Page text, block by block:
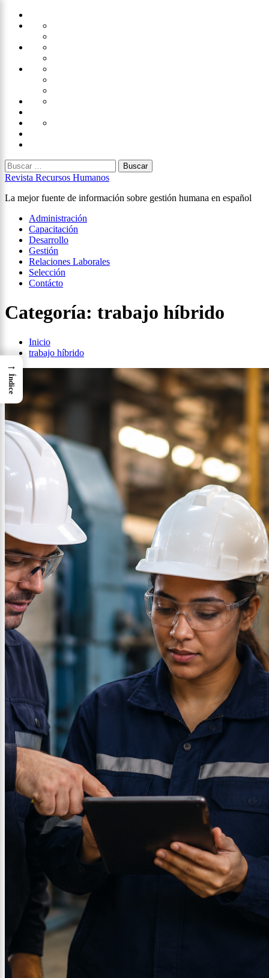
Saltar
Administración
Capacitación
Desarrollo
Gestión
Laborales
Selección
Buscar:
Revista Recursos Humanos
La mejor fuente de información sobre gestión humana en español
Menú
principal
Administración
Capacitación
Desarrollo
Gestión
Relaciones Laborales
Selección
Contácto
Categoría: trabajo híbrido
Inicio
trabajo híbrido
→
Índice